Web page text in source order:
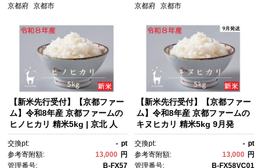
京都府
京都市
京都府 京都市
【新米先行受付】【京都ファー
ム】令和8年産 京都ファームの
ヒノヒカリ 精米5kg | 京北 人
価 京北産 ひのひかり 人気 おす
すめ 米 コメ おこめ お取り寄
交換pt: - pt
参考寄附額:
13,000 円
管理番号:
B-FX57
【新米先行受付】【京都ファー
ム】令和8年産 京都ファームの
キヌヒカリ 精米5kg 9月発
産 きぬひかり 人気 おすす
め 米 コメ おこめ お取り寄
交換pt: - pt
参考寄附額:
13,000 円
管理番号:
B-FX58VC01